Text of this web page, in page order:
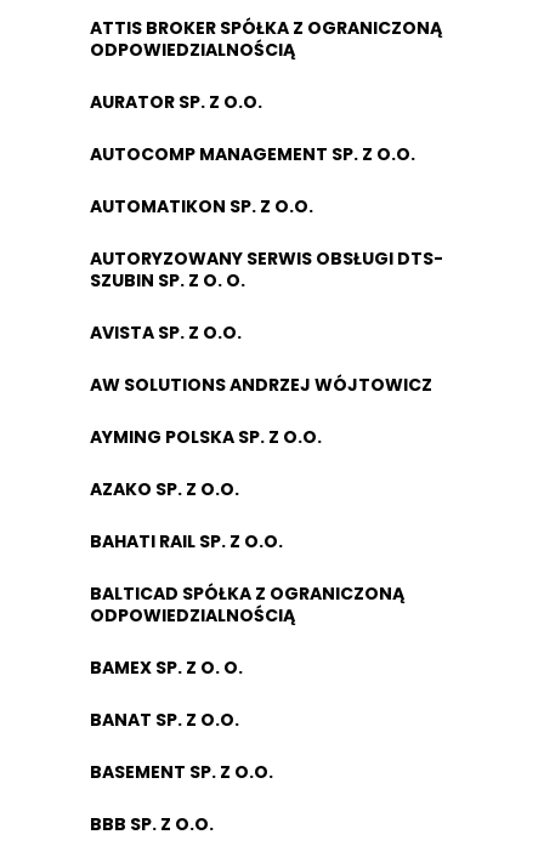
ATTIS BROKER SPÓŁKA Z OGRANICZONĄ
ODPOWIEDZIALNOŚCIĄ
AURATOR SP. Z O.O.
AUTOCOMP MANAGEMENT SP. Z O.O.
AUTOMATIKON SP. Z O.O.
AUTORYZOWANY SERWIS OBSŁUGI DTS-
SZUBIN SP. Z O. O.
AVISTA SP. Z O.O.
AW SOLUTIONS ANDRZEJ WÓJTOWICZ
AYMING POLSKA SP. Z O.O.
AZAKO SP. Z O.O.
BAHATI RAIL SP. Z O.O.
BALTICAD SPÓŁKA Z OGRANICZONĄ
ODPOWIEDZIALNOŚCIĄ
BAMEX SP. Z O. O.
BANAT SP. Z O.O.
BASEMENT SP. Z O.O.
BBB SP. Z O.O.